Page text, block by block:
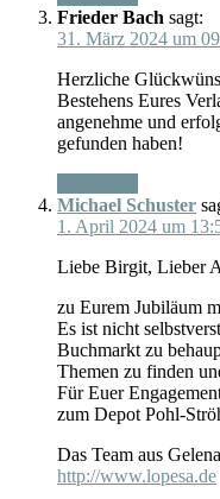
Frieder Bach sagt:
31. März 2024 um
Herzliche
Bestehens Eures
angenehme und
gefunden haben!
Michael Schuster
1. April 2024 um
Liebe Birgit, Lieber
zu Eurem Jubiläum
Es ist nicht
Buchmarkt zu
Themen zu finden
Für Euer
zum Depot Pohl-
Das Team aus
http://www.lopesa.de